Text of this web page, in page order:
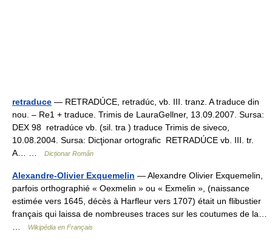
retraduce — RETRADÚCE, retradúc, vb. III. tranz. A traduce din
nou. – Re1 + traduce. Trimis de LauraGellner, 13.09.2007. Sursa:
DEX 98 retradúce vb. (sil. tra ) traduce Trimis de siveco,
10.08.2004. Sursa: Dicţionar ortografic RETRADÚCE vb. III. tr.
A… …
Dicționar Român
Alexandre-Olivier Exquemelin — Alexandre Olivier Exquemelin,
parfois orthographié « Oexmelin » ou « Exmelin », (naissance
estimée vers 1645, décès à Harfleur vers 1707) était un flibustier
français qui laissa de nombreuses traces sur les coutumes de la…
Wikipédia en Français